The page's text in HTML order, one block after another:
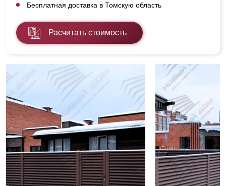
Бесплатная доставка в Томскую область
Расчитать стоимость